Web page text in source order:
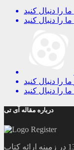
ما را دنبال کنید
ما را دنبال کنید
ما را دنبال کنید
ما را دنبال کنید
درباره مقاله آی تی
وبسایت مقاله آی تی از آبان ماه سال 1392 در زمینه ارائه کتاب